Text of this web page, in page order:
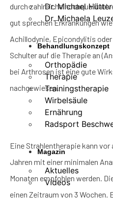
Dr. Michael Hütter
Dr. Michaela
Behandlungskonzept
Orthopädie
Therapie
Trainingstherapie
Wirbelsäule
Ernährung
Radsport
Magazin
Aktuelles
Videos
durch zahlreiche
gut sprechen Erkrankungen
Achillodynie, Epicondylitis
Schulter auf die Therapie an
bei Arthrosen ist eine gute
nachgewiesen.
Eine Strahlentherapie kann
Jahren mit einer minimalen
Monaten empfohlen werden.
einen Zeitraum von 3 Wochen.